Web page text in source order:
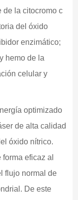
de la citocromo c
del óxido
enzimático;
hemo de la
celular y
optimizado
de alta calidad
óxido nítrico.
eficaz al
flujo normal de
De este